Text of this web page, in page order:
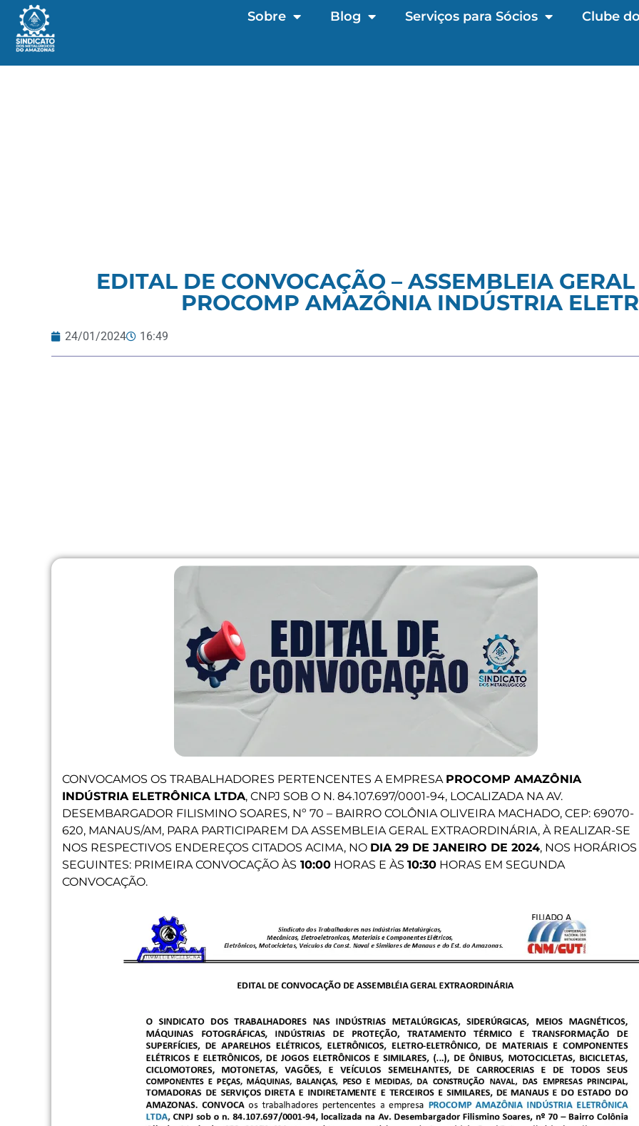
Sobre Blog Serviços para Sócios Clube
EDITAL DE CONVOCAÇÃO – ASSEMBLEIA
PROCOMP AMAZÔNIA INDÚSTRIA
24/01/2024 16:49
CONVOCAMOS OS TRABALHADORES PERTENCENTES A EMPRESA PROCOMP AMAZÔNIA
INDÚSTRIA ELETRÔNICA LTDA, CNPJ SOB O N. 84.107.697/0001-94, LOCALIZADA NA AV.
DESEMBARGADOR FILISMINO SOARES, Nº 70 – BAIRRO COLÔNIA OLIVEIRA MACHADO, CEP: 69070-
620, MANAUS/AM, PARA PARTICIPAREM DA ASSEMBLEIA GERAL EXTRAORDINÁRIA, À REALIZAR-SE
NOS RESPECTIVOS ENDEREÇOS CITADOS ACIMA, NO DIA 29 DE JANEIRO DE 2024, NOS HORÁRIOS
SEGUINTES: PRIMEIRA CONVOCAÇÃO ÀS 10:00 HORAS E ÀS 10:30 HORAS EM SEGUNDA
CONVOCAÇÃO.